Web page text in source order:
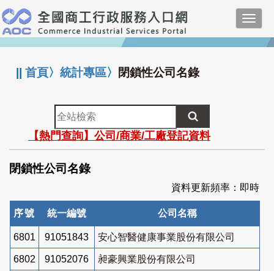
跳
到
主
要
:::
||首頁〉統計專區〉 閉鎖性公司名錄
全
站
檢
索
【熱門查詢】公司/商業/工廠登記資料
閉鎖性公司名錄
資料更新頻率：即時
序號 統一編號 公司名稱
6801 91051843 安心智醫健康事業股份有限公司
6802 91052076 昶豪興業股份有限公司